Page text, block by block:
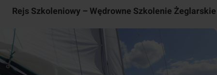
Rejs Szkoleniowy – Wędrowne Szkolenie Żeglarskie